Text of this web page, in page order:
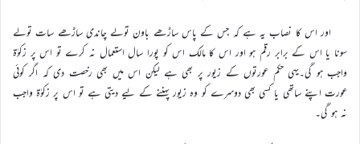
اور اس کا نصاب یہ ہے کہ جس کے پاس ساڑھے باون تولے چاندی ساڑھے سات تولے
سونا یا اس کے برابر رقم ہو اور اس کا مالک اس کو پورا سال استعمال نہ کرے تو اس پر زکوٰۃ
واجب ہو گی۔یہی حکم عورتوں کے زیور پر بھی ہے لیکن اس میں بھی رخصت دی کہ اگر کوئی
عورت اپنے ساتھی یا کسی بھی دوسرے کو وہ زیور پہننے کے لیے دیتی ہے تو اس پر زکوٰۃ واجب
نہ ہو گی۔